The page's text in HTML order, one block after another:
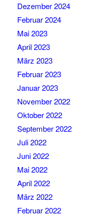
Dezember 2024
Februar 2024
Mai 2023
April 2023
März 2023
Februar 2023
Januar 2023
November 2022
Oktober 2022
September 2022
Juli 2022
Juni 2022
Mai 2022
April 2022
März 2022
Februar 2022